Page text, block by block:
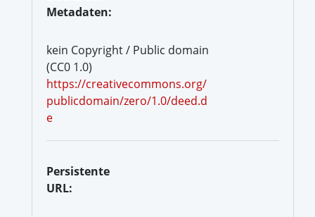
Metadaten:
kein Copyright / Public domain
(CC0 1.0)
https://creativecommons.org/
publicdomain/zero/1.0/deed.d
e
Persistente
URL: